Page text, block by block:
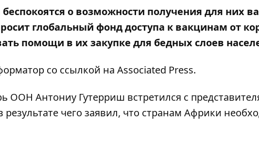
о возможности получения для них
глобальный фонд доступа к вакцинам от
помощи в их закупке для бедных слоев
со ссылкой на Associated Press.
ООН Антониу Гутерриш встретился с
чего заявил, что странам Африки